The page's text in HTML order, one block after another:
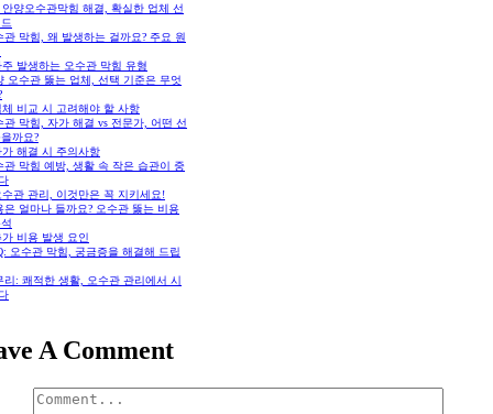
양오수관막힘 해결, 확실한 업체 선
관 막힘, 왜 발생하는 걸까요? 주요 원
주 발생하는 오수관 막힘 유형
오수관 뚫는 업체, 선택 기준은 무엇
체 비교 시 고려해야 할 사항
관 막힘, 자가 해결 vs 전문가, 어떤 선
까요?
가 해결 시 주의사항
관 막힘 예방, 생활 속 작은 습관이 중
수관 관리, 이것만은 꼭 지키세요!
은 얼마나 들까요? 오수관 뚫는 비용
가 비용 발생 요인
오수관 막힘, 궁금증을 해결해 드립
리: 쾌적한 생활, 오수관 관리에서 시
A Comment